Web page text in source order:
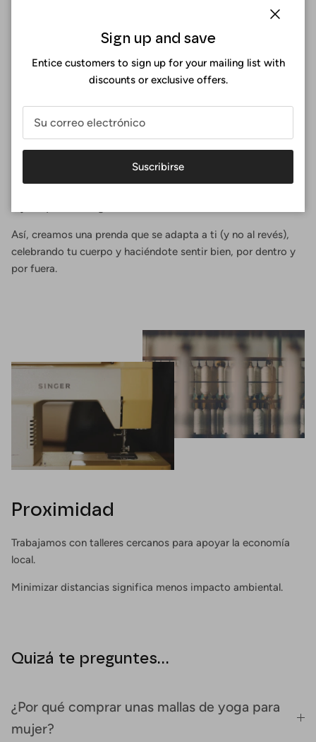
Ajuste Perfecto
experiencia. Diseñas tus mallas seleccionando las medidas
Así, creamos una prenda que se adapta a ti (y no al revés),
celebrando tu cuerpo y haciéndote sentir bien, por dentro y
por fuera.
Proximidad
Trabajamos con talleres cercanos para apoyar la economía
local.
Minimizar distancias significa menos impacto ambiental.
Quizá te preguntes...
¿Por qué comprar unas mallas de yoga para
mujer?
Sign up and save
Entice customers to sign up for your mailing list with
discounts or exclusive offers.
Suscribirse